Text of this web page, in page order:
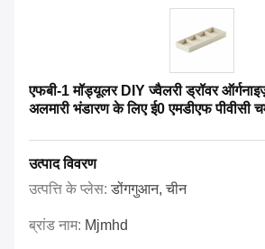
एफबी-1 मॉड्यूलर DIY ज्वैलरी ड्रॉवर
अलमारी भंडारण के लिए ई0 एमडीएफ पीवीसी
उत्पाद विवरण
उत्पत्ति के प्लेस:डोंगगुआन, चीन
ब्रांड नाम: Mjmhd